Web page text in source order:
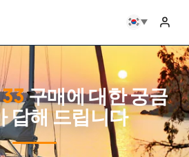
구매에 대한 궁금
답해 드립니다